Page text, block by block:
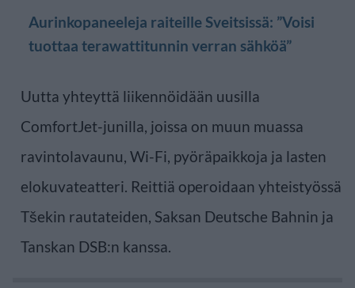
Aurinkopaneeleja raiteille Sveitsissä: ”Voisi
tuottaa terawattitunnin verran sähköä”
Uutta yhteyttä liikennöidään uusilla
ComfortJet-junilla, joissa on muun muassa
ravintolavaunu, Wi-Fi, pyöräpaikkoja ja lasten
elokuvateatteri. Reittiä operoidaan yhteistyössä
Tšekin rautateiden, Saksan Deutsche Bahnin ja
Tanskan DSB:n kanssa.